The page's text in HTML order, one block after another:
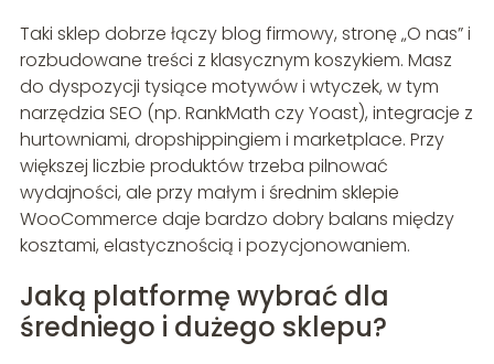
Taki sklep dobrze łączy blog firmowy, stronę „O nas” i
rozbudowane treści z klasycznym koszykiem. Masz
do dyspozycji tysiące motywów i wtyczek, w tym
narzędzia SEO (np. RankMath czy Yoast), integracje z
hurtowniami, dropshippingiem i marketplace. Przy
większej liczbie produktów trzeba pilnować
wydajności, ale przy małym i średnim sklepie
WooCommerce daje bardzo dobry balans między
kosztami, elastycznością i pozycjonowaniem.
Jaką platformę wybrać dla
średniego i dużego sklepu?